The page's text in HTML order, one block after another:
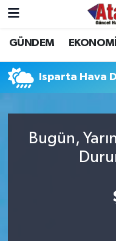
GÜNDEM EKONOMİ
Isparta Hava
Bugün,
Hava Durumu
Trafik Durumu
Tüm Manşetler